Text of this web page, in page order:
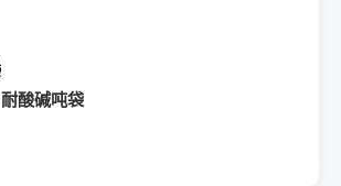
耐酸碱吨袋